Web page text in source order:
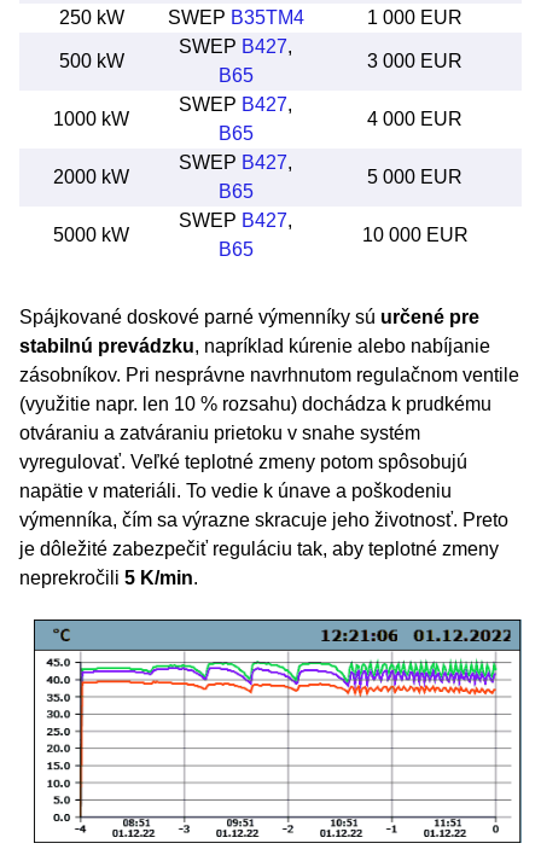
250 kW
SWEP B35TM4 1 000 EUR
500 kW
SWEP B427,
B65
3 000 EUR
1000 kW
SWEP B427,
B65
4 000 EUR
2000 kW
SWEP B427,
B65
5 000 EUR
5000 kW
SWEP B427,
B65
10 000 EUR
Spájkované doskové parné výmenníky sú určené pre
stabilnú prevádzku, napríklad kúrenie alebo nabíjanie
zásobníkov. Pri nesprávne navrhnutom regulačnom ventile
(využitie napr. len 10 % rozsahu) dochádza k prudkému
otváraniu a zatváraniu prietoku v snahe systém
vyregulovať. Veľké teplotné zmeny potom spôsobujú
napätie v materiáli. To vedie k únave a poškodeniu
výmenníka, čím sa výrazne skracuje jeho životnosť. Preto
je dôležité zabezpečiť reguláciu tak, aby teplotné zmeny
neprekročili 5 K/min.